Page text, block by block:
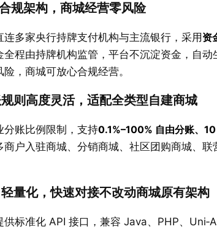
规架构，商城经营零风险
连多家央行持牌支付机构与主流银行，采用资
全程由持牌机构监管，平台不沉淀资金，自
，商城可放心合规经营。
则高度灵活，适配全类型自建商城
分账比例限制，支持0.1%–100% 自由分账、
商户入驻商城、分销商城、社区团购商城、
量化，快速对接不改动商城原有架构
供标准化 API 接口，兼容 Java、PHP、